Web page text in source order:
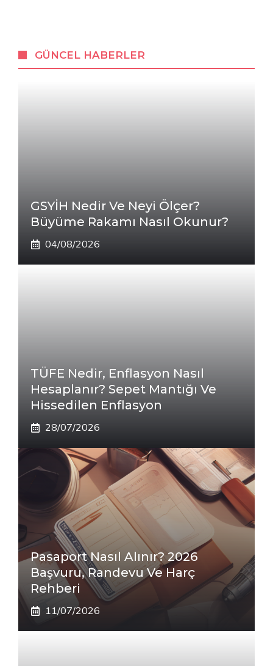
GÜNCEL HABERLER
GSYİH Nedir Ve Neyi Ölçer?
Büyüme Rakamı Nasıl Okunur?
04/08/2026
TÜFE Nedir, Enflasyon Nasıl
Hesaplanır? Sepet Mantığı Ve
Hissedilen Enflasyon
28/07/2026
Pasaport Nasıl Alınır? 2026
Başvuru, Randevu Ve Harç
Rehberi
11/07/2026